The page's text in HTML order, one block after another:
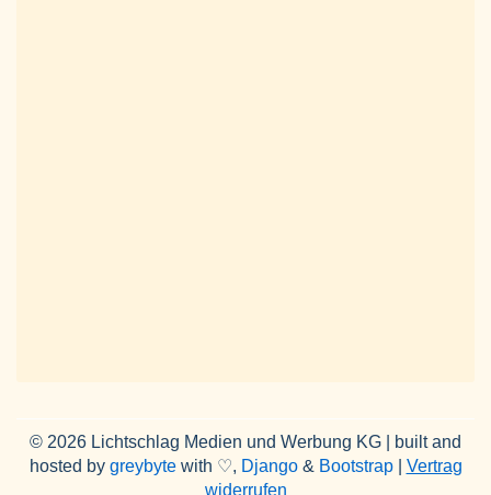
© 2026 Lichtschlag Medien und Werbung KG | built and
hosted by greybytewith ♡, Django& Bootstrap| Vertrag
widerrufen